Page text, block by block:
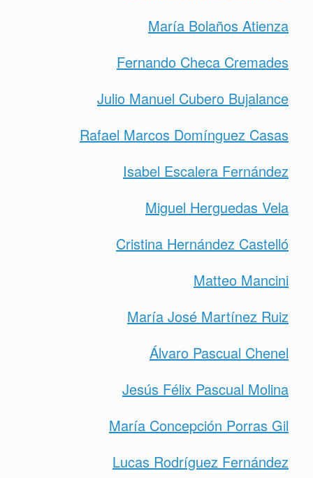
María Bolaños Atienza
Fernando Checa Cremades
Julio Manuel Cubero Bujalance
Rafael Marcos Domínguez Casas
Isabel Escalera Fernández
Miguel Herguedas Vela
Cristina Hernández Castelló
Matteo Mancini
María José Martínez Ruiz
Álvaro Pascual Chenel
Jesús Félix Pascual Molina
María Concepción Porras Gil
Lucas Rodríguez Fernández